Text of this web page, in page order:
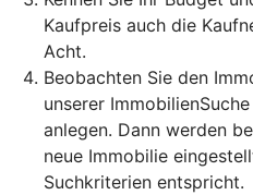
Kaufpreis auch die
Acht.
Beobachten Sie den
unserer
anlegen. Dann werden
neue Immobilie
Suchkriterien entspricht.